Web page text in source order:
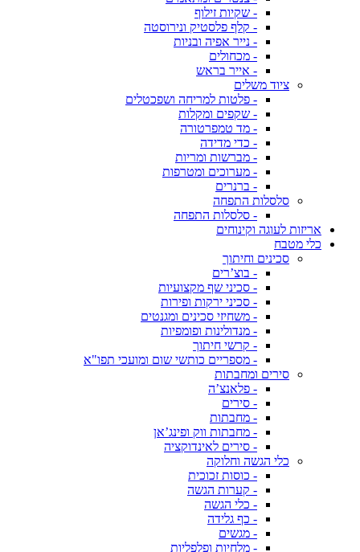
- שקיות זילוף
- קלף פלסטיק ונירוסטה
- נייר אפיה ובניות
- מכחולים
- אייר בראש
ציוד משלים
- פלטות למריחה ושפכטלים
- שקפים ומקלות
- מד טמפרטורה
- כדי מדידה
- מברשות ומריות
- מערוכים ומטרפות
- ברנרים
סלסלות התפחה
- סלסלות התפחה
אריזות לעוגה וקינוחים
כלי מטבח
סכינים וחיתוך
- בוצ’רים
- סכיני שף מקצועיות
- סכיני ירקות ופירות
- משחיזי סכינים ומגנטים
- מנדולינות ופומפיות
- קרשי חיתוך
- מספריים כותשי שום ומועכי תפו"א
סירים ומחבתות
- פלאנצ’ה
- סירים
- מחבתות
- מחבתות ווק ופינג’אן
- סירים לאינדוקציה
כלי הגשה וחלוקה
- כוסות זכוכית
- קערות הגשה
- כלי הגשה
- כף גלידה
- מגשים
- מלחיות ופלפליות